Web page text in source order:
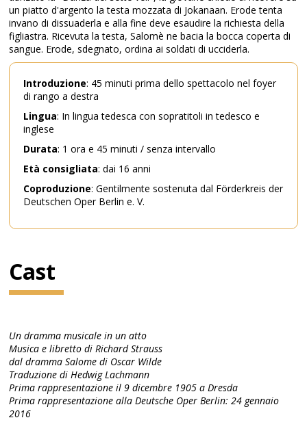
un piatto d'argento la testa mozzata di Jokanaan. Erode tenta
invano di dissuaderla e alla fine deve esaudire la richiesta della
figliastra. Ricevuta la testa, Salomè ne bacia la bocca coperta di
sangue. Erode, sdegnato, ordina ai soldati di ucciderla.
Introduzione: 45 minuti prima dello spettacolo nel foyer
di rango a destra
Lingua: In lingua tedesca con sopratitoli in tedesco e
inglese
Durata: 1 ora e 45 minuti / senza intervallo
Età consigliata: dai 16 anni
Coproduzione: Gentilmente sostenuta dal Förderkreis der
Deutschen Oper Berlin e. V.
Cast
Un dramma musicale in un atto
Musica e libretto di Richard Strauss
dal dramma Salome di Oscar Wilde
Traduzione di Hedwig Lachmann
Prima rappresentazione il 9 dicembre 1905 a Dresda
Prima rappresentazione alla Deutsche Oper Berlin: 24 gennaio
2016